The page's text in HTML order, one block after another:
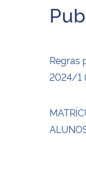
Regras
2024/1